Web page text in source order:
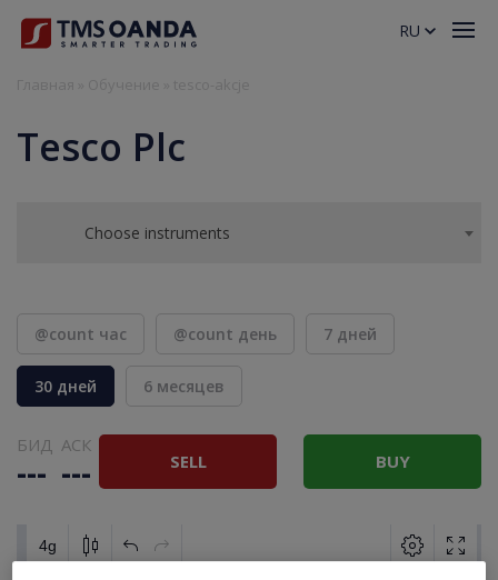
Tesco Plc
Choose instruments
@count час @count день 7 дней
30 дней 6 месяцев
БИД
---
АСК
--- SELL BUY
RU